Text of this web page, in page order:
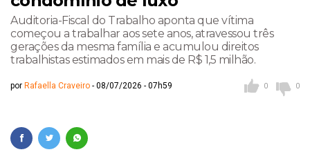
Auditoria-Fiscal do Trabalho aponta que vítima
começou a trabalhar aos sete anos, atravessou três
gerações da mesma família e acumulou direitos
trabalhistas estimados em mais de R$ 1,5 milhão.
por Rafaella Craveiro 08/07/2026 - 07h59 0 0